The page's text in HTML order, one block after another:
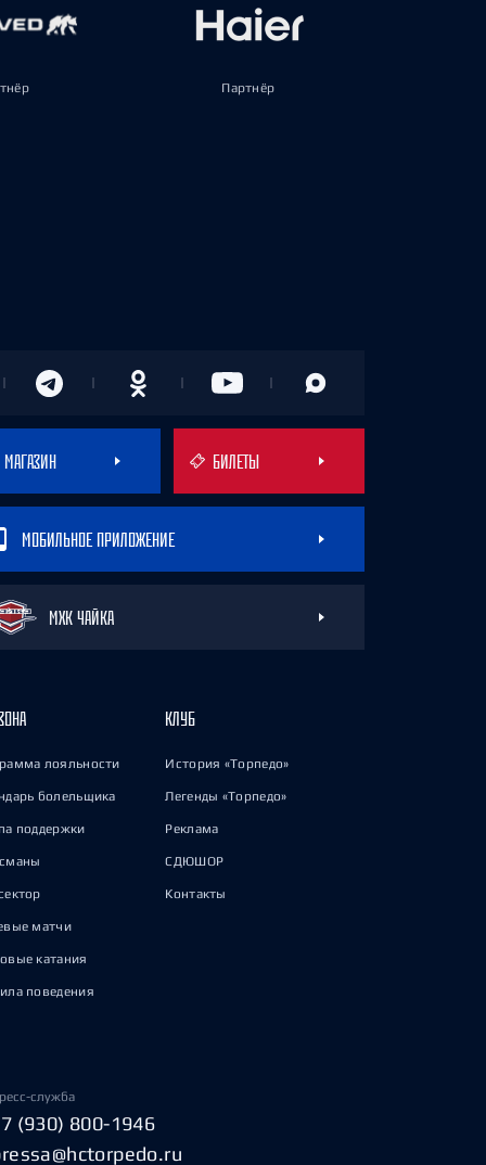
Партнёр
МАГАЗИН БИЛЕТЫ
МОБИЛЬНОЕ ПРИЛОЖЕНИЕ
МХК ЧАЙКА
лояльности
болельщика
поддержки
матчи
катания
поведения
КЛУБ
История «Торпедо»
Легенды «Торпедо»
Реклама
СДЮШОР
Контакты
служба
(930) 800-1946